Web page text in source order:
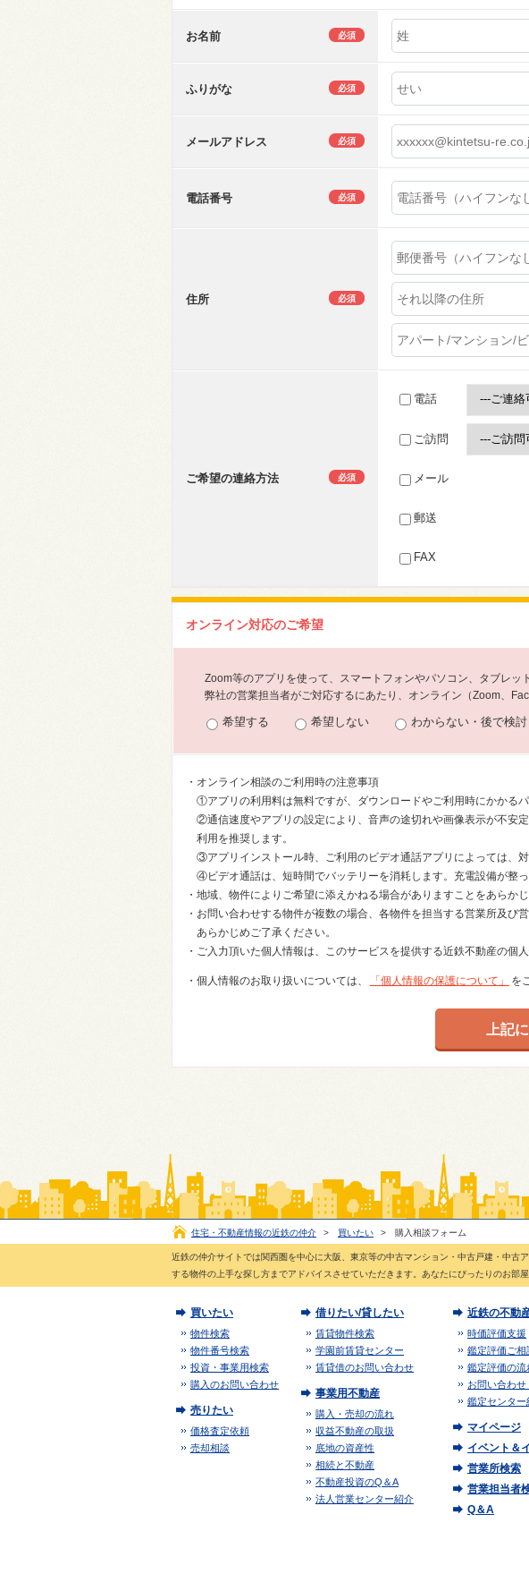
お名前 必須
ふりがな 必須
メールアドレス 必須
電話番号 必須
住所 必須
ご希望の連絡方法 必須
電話
ご訪問
メール
郵送
FAX
オンライン対応のご希望
Zoom等のアプリを使って、スマートフォンやパソコン、タブレッ
弊社の営業担当者がご対応するにあたり、オンライン（Zoom、
希望する 希望しない わからない・後で検
・オンライン相談のご利用時の注意事項
①アプリの利用料は無料ですが、ダウンロードやご利用時にかかる
②通信速度やアプリの設定により、音声の途切れや画像表示が不安
利用を推奨します。
③アプリインストール時、ご利用のビデオ通話アプリによっては、
④ビデオ通話は、短時間でバッテリーを消耗します。充電設備が整っ
・地域、物件によりご希望に添えかねる場合がありますことをあらか
・お問い合わせする物件が複数の場合、各物件を担当する営業所及
あらかじめご了承ください。
・ご入力頂いた個人情報は、このサービスを提供する近鉄不動産の個
・個人情報のお取り扱いについては、 「個人情報の保護について」 を
住宅・不動産情報の近鉄の仲介 > 買いたい > 購入相談フォーム
近鉄の仲介サイトでは関西圏を中心に大阪、東京等の中古マンション・中古戸建・中
する物件の上手な探し方までアドバイスさせていただきます。あなたにぴったりのお部屋
買いたい
物件検索
物件番号検索
投資・事業用検索
購入のお問い合わせ
売りたい
価格査定依頼
売却相談
借りたい/貸したい
賃貸物件検索
学園前賃貸センター
賃貸借のお問い合わせ
事業用不動産
購入・売却の流れ
収益不動産の取扱
底地の資産性
相続と不動産
不動産投資のQ＆A
法人営業センター紹介
近鉄の不動
時価評価支援
鑑定評価ご相
鑑定評価の流
お問い合わせ
鑑定センター
マイページ
イベント＆
営業所検索
営業担当者
Q＆A